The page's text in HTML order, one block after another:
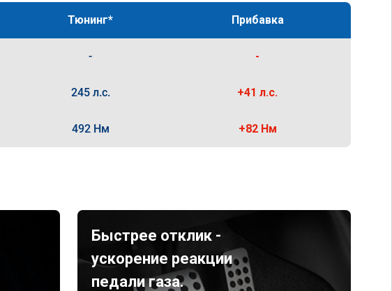
Тюнинг* Прибавка
- -
245 л.с. +41 л.с.
492 Нм +82 Нм
Быстрее отклик -
ускорение реакции
педали газа.